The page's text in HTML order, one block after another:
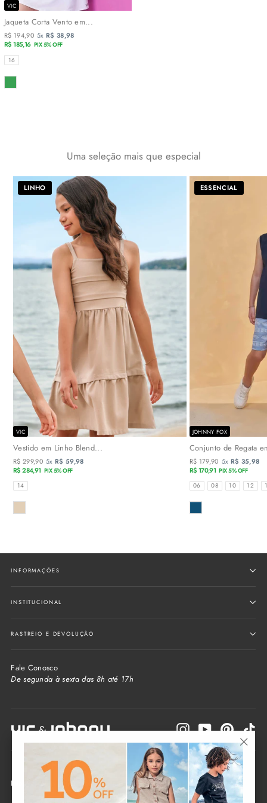
VIC
Jaqueta Corta Vento em...
R$ 194,90 5x R$ 38,98
R$ 185,16 PIX 5% OFF
TAMANHOS
16
COR
Uma seleção mais que especial
LINHO
VIC
Vestido em Linho Blend...
R$ 299,90 5x R$ 59,98
R$ 284,91 PIX 5% OFF
TAMANHOS
14
COR
ESSENCIAL
JOHNNY FOX
Conjunto de Regata
R$ 179,90 5x R$ 35,98
R$ 170,91 PIX 5% OFF
TAMANHOS
06 08 10 12
COR
INFORMAÇÕES
INSTITUCIONAL
RASTREIO E DEVOLUÇÃO
Fale Conosco
De segunda à sexta das 8h até 17h
InstagramYouTubePinterest
Informe seu e-mail e receba as novidades da loja